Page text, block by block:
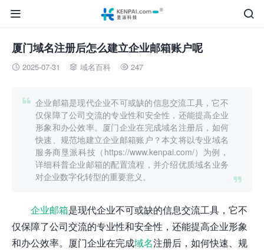


厦门域名注册后怎么建立企业邮箱账户呢
 2025-07-31  域名百科  247


企业邮箱是现代企业不可或缺的信息交流工具，它不
仅保障了公司交流的专业性和安全性，还能提高企业
形象和办公效率。厦门企业在完成域名注册后，如何
快速、规范地建立企业邮箱账户？本文将以专业域名
服务商垦派科技（https://www.kenpai.com/）为例，
详细科普企业邮箱的配置流程，并介绍优质域名业务
对企业数字化转型的重要意义。
企业邮箱是现代企业不可或缺的信息交流工具，它不
仅保障了公司交流的专业性和安全性，还能提高企业形象
和办公效率。厦门企业在完成域名注册后，如何快速、规